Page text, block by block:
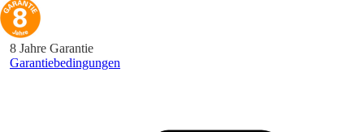
8 Jahre Garantie
Garantiebedingungen